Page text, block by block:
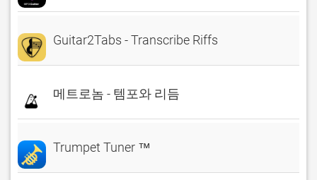
Guitar2Tabs - Transcribe Riffs
메트로놈 - 템포와 리듬
Trumpet Tuner ™